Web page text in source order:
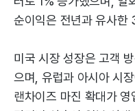
순이익은 전년과 유사한
미국 시장 성장은 고객
으며, 유럽과 아시아 시
랜차이즈 마진 확대가